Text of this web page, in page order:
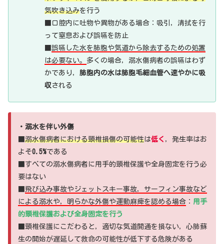
気吹き込みを行う
■口腔内に吐物や異物がある場合：吸引，清拭を行
って窒息および誤嚥を防止
誤嚥した水を肺胞や気道から除去するための処置
は必要ない。 多くの場合，溺水傷病者の誤嚥はわず
かであり， 肺胞内の水は肺胞毛細血管へ速やかに吸
収 される
・溺水を伴い外傷
溺水傷病者における頸椎損傷の可能性は低く ，発生率はお
よそ0.5%である
■すべての溺水傷病者に用手的頸椎保護や全身固定を行う必
要はない
飛び込み事故やジェットスキー事故，サーフィン事故など
による溺水や，明らかな外傷や運動麻痺を認める場合 ： 用手
的頸椎保護および全身固定を行う
■頸椎保護にこだわると，適切な気道開通を損ない，心肺蘇
生の開始が遅延して救命の可能性が低下する危険がある